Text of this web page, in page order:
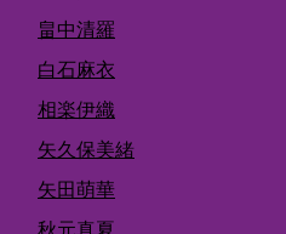
畠中清羅
白石麻衣
相楽伊織
矢久保美緒
矢田萌華